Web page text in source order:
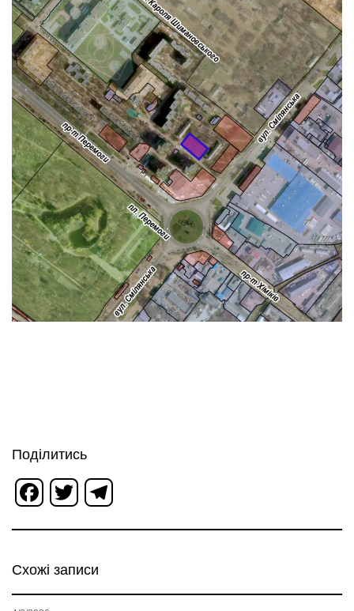
Поділитись
Facebook
Twitter
Схожі записи